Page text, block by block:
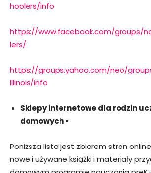
hoolers/info
https://www.facebook.com/groups/
lers/
https://groups.yahoo.com/neo/
Illinois/info
Sklepy internetowe dla rodzin
domowych •
Poniższa lista jest zbiorem stron
nowe i używane książki i materiały